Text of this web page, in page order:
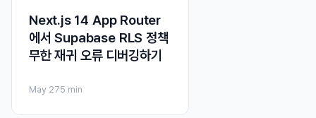
Next.js 14 App Router
에서 Supabase RLS 정책
무한 재귀 오류 디버깅하기
May 275 min